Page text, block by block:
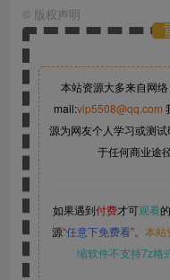
© 版权声明
本站资源大多来自网
mail:vip5508@qq.com
源为网友个人学习或测
于任何商业途
如果遇到付费才可观看
源“任意下免费看”。 本站
缩软件不支持7z格